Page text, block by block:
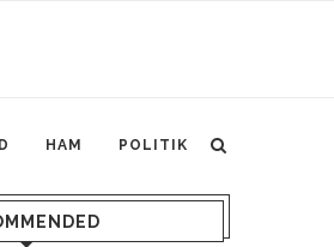
HAM POLITIK